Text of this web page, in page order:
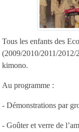
Tous les enfants des
(2009/2010/2011/2012/
kimono.
Au programme :
- Démonstrations par
- Goûter et verre de